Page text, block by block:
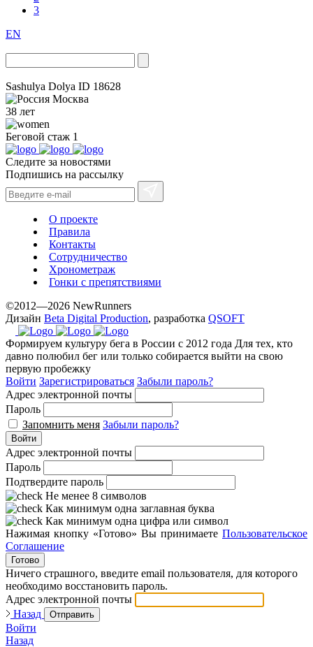
3
EN
Sashulya Dolya ID 18628
Москва
38 лет
Беговой стаж 1
Следите за новостями
Подпишись на рассылку
О проекте
Правила
Контакты
Сотрудничество
Хронометраж
Гонки с препятствиями
©2012—2026 NewRunners
Дизайн Beta Digital Production, разработка QSOFT
Формируем культуру бега в России с 2012 года Для тех, кто
давно полюбил бег или только собирается выйти на свою
первую пробежку
Войти Зарегистрироваться Забыли пароль?
Адрес электронной почты
Пароль
Запомнить меня Забыли пароль?
Войти
Адрес электронной почты
Пароль
Подтвердите пароль
Не менее 8 символов
Как минимум одна заглавная буква
Как минимум одна цифра или символ
Нажимая кнопку «Готово» Вы принимаете Пользовательское
Соглашение
Готово
Ничего страшного, введите email пользователя, для которого
необходимо восстановить пароль.
Адрес электронной почты
Назад
Отправить
Войти
Назад